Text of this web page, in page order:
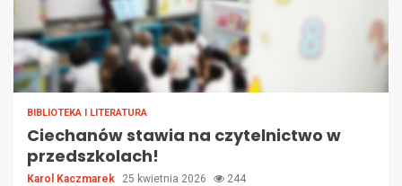
BIBLIOTEKA I LITERATURA
Ciechanów stawia na czytelnictwo w
przedszkolach!
Karol Kaczmarek 25 kwietnia 2026 244